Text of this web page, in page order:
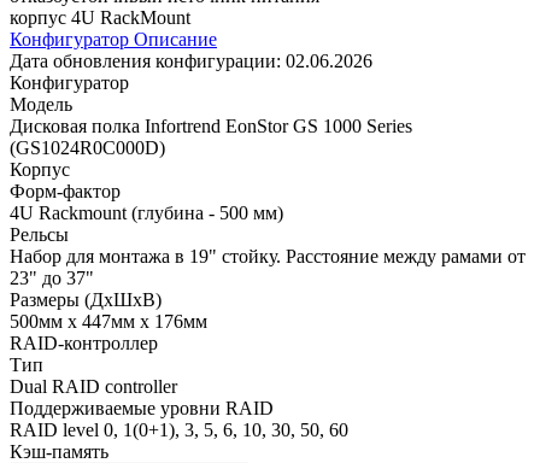
корпус 4U RackMount
Конфигуратор Описание
Дата обновления конфигурации: 02.06.2026
Конфигуратор
Модель
Дисковая полка Infortrend EonStor GS 1000 Series
(GS1024R0C000D)
Корпус
Форм-фактор
4U Rackmount (глубина - 500 мм)
Рельсы
Набор для монтажа в 19" стойку. Расстояние между рамами от
23" до 37"
Размеры (ДхШхВ)
500мм х 447мм х 176мм
RAID-контроллер
Тип
Dual RAID controller
Поддерживаемые уровни RAID
RAID level 0, 1(0+1), 3, 5, 6, 10, 30, 50, 60
Кэш-память